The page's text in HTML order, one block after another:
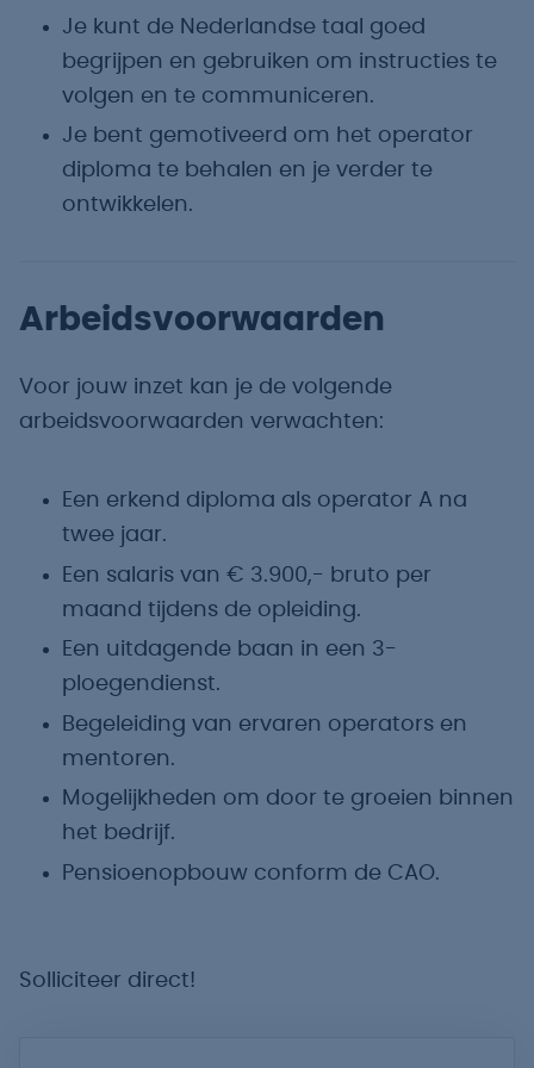
Je kunt de Nederlandse taal goed
begrijpen en gebruiken om instructies te
volgen en te communiceren.
Je bent gemotiveerd om het operator
diploma te behalen en je verder te
ontwikkelen.
Arbeidsvoorwaarden
Voor jouw inzet kan je de volgende
arbeidsvoorwaarden verwachten:
Een erkend diploma als operator A na
twee jaar.
Een salaris van € 3.900,- bruto per
maand tijdens de opleiding.
Een uitdagende baan in een 3-
ploegendienst.
Begeleiding van ervaren operators en
mentoren.
Mogelijkheden om door te groeien binnen
het bedrijf.
Pensioenopbouw conform de CAO.
Solliciteer direct!